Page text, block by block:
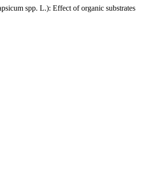
spp. L.): Effect of organic substrates